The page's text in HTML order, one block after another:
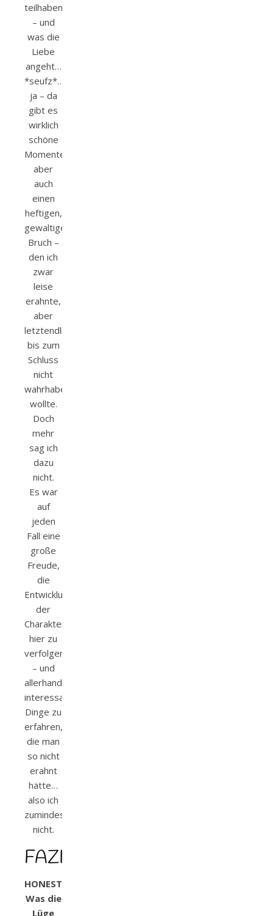
teilhaben.
– und
was die
Liebe
angeht…
*seufz*…
ja – da
gibt es
wirklich
schöne
Momente…
aber
auch
einen
heftigen,
gewaltigen
Bruch –
den ich
zwar
leise
erahnte,
aber
letztendlich
bis zum
Schluss
nicht
wahrhaben
wollte.
Doch
mehr
sag ich
dazu
nicht.
Es war
auf
jeden
Fall eine
große
Freude,
die
Entwicklung
der
Charaktere
hier zu
verfolgen
– und
allerhand
interessante
Dinge zu
erfahren,
die man
so nicht
erahnt
hätte…
also ich
zumindest
nicht.
FAZIT
HONESTY:
Was die
Lüge